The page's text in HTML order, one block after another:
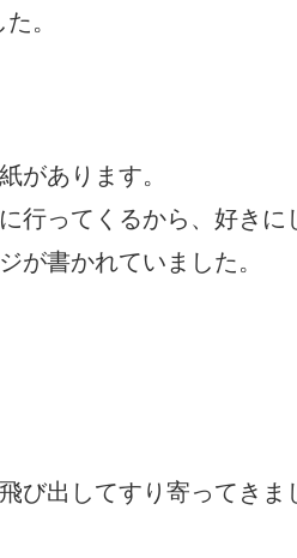
。
があります。
行ってくるから、好きに
が書かれていました。
び出してすり寄ってきま